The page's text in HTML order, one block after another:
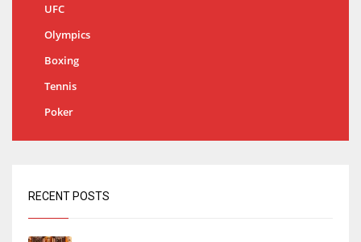
UFC
Olympics
Boxing
Tennis
Poker
RECENT POSTS